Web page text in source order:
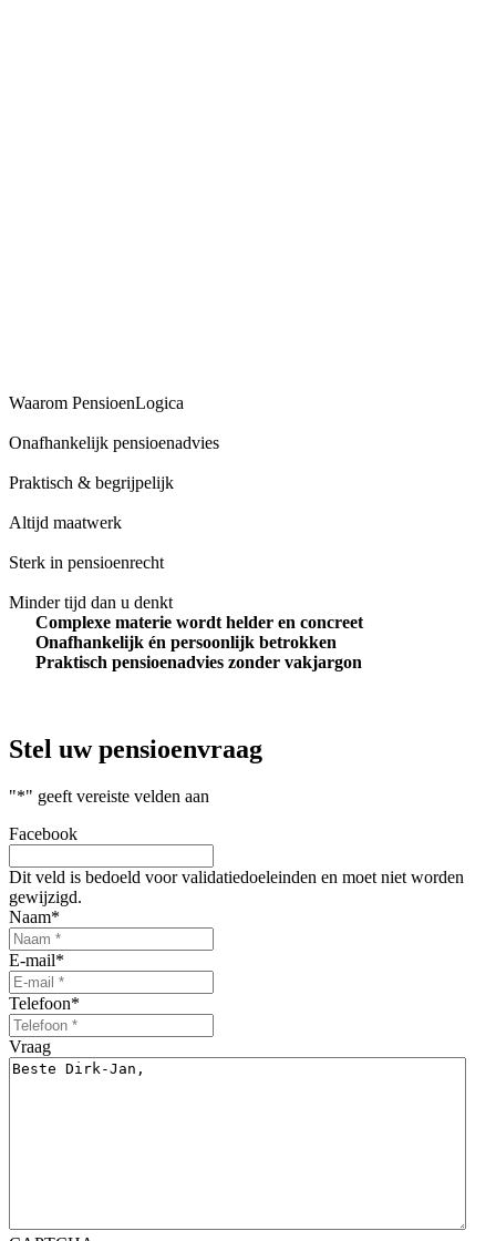
Waarom PensioenLogica
Onafhankelijk pensioenadvies
Praktisch & begrijpelijk
Altijd maatwerk
Sterk in pensioenrecht
Minder tijd dan u denkt
Complexe materie wordt helder en concreet
Onafhankelijk én persoonlijk betrokken
Praktisch pensioenadvies zonder vakjargon
Stel uwpensioenvraag
"*" geeft vereiste velden aan
Facebook
Dit veld is bedoeld voor validatiedoeleinden en moet niet worden
gewijzigd.
Naam*
E-mail*
Telefoon*
Vraag